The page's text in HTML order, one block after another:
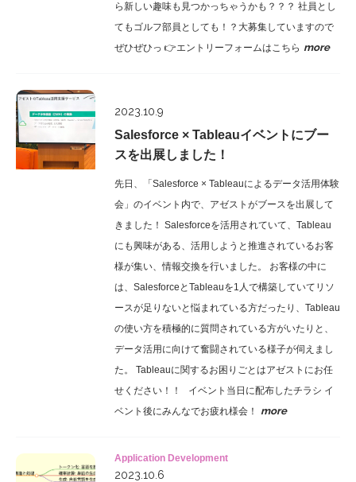
ら新しい趣味も見つかっちゃうかも？？？ 社員とし
てもゴルフ部員としても！？大募集していますので
ぜひぜひっ 👉エントリーフォームはこちら more
2023.10.9
Salesforce × Tableauイベントにブー
スを出展しました！
先日、「Salesforce × Tableauによるデータ活用体験
会」のイベント内で、アゼストがブースを出展して
きました！ Salesforceを活用されていて、Tableau
にも興味がある、活用しようと推進されているお客
様が集い、情報交換を行いました。 お客様の中に
は、SalesforceとTableauを1人で構築していてリソ
ースが足りないと悩まれている方だったり、Tableau
の使い方を積極的に質問されている方がいたりと、
データ活用に向けて奮闘されている様子が伺えまし
た。 Tableauに関するお困りごとはアゼストにお任
せください！！ イベント当日に配布したチラシ イ
ベント後にみんなでお疲れ様会！
more
Application Development
2023.10.6